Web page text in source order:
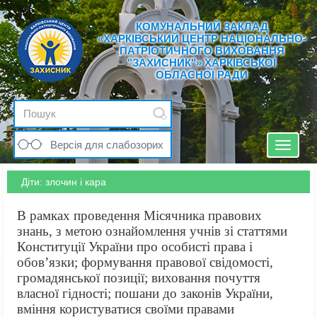
КОМУНАЛЬНИЙ ЗАКЛАД
«ХАРКІВСЬКИЙ ЦЕНТР НАЦІОНАЛЬНО-
ПАТРІОТИЧНОГО ВИХОВАННЯ
"ЗАХИСНИК"» ХАРКІВСЬКОЇ
ОБЛАСНОЇ РАДИ
Версія для слабозорих
Toggle
Діти: злочин і кара
В рамках проведення Місячника правових
знань, з метою ознайомлення учнів зі статтями
Конституції України про особисті права і
обов’язки; формування правової свідомості,
громадянської позиції; виховання почуття
власної гідності; пошани до законів України,
вміння користуватися своїми правами